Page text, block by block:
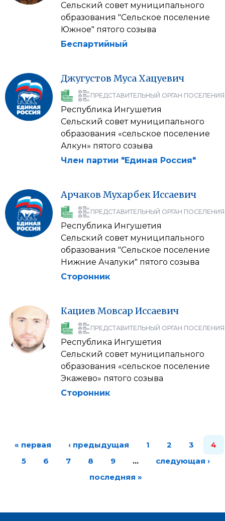
Сельский совет муниципального
образования "Сельское поселение
Южное" пятого созыва
Беспартийный
Джугустов МусаХацуевич
ПРЕДСТАВИТЕЛЬНЫЙ ОРГАН ПОСЕЛЕНИЯ
Республика Ингушетия
Сельский совет муниципального
образования «сельское поселение
Алкун» пятого созыва
Член партии "Единая Россия"
Арчаков МухарбекИссаевич
ПРЕДСТАВИТЕЛЬНЫЙ ОРГАН ПОСЕЛЕНИЯ
Республика Ингушетия
Сельский совет муниципального
образования "Сельское поселение
Нижние Ачалуки" пятого созыва
Сторонник
Кациев Мовсар Иссаевич
ПРЕДСТАВИТЕЛЬНЫЙ ОРГАН ПОСЕЛЕНИЯ
Республика Ингушетия
Сельский совет муниципального
образования «сельское поселение
Экажево» пятого созыва
Сторонник
« первая ‹ предыдущая 1 2 3
4
5
6 7 8 9 …
следующая ›
последняя »